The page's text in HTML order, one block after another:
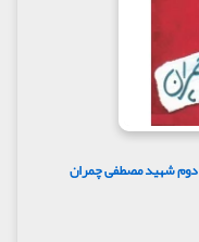
شهید مصطفی چمران